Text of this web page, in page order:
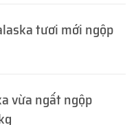
tươi mới ngộp
vừa ngất ngộp